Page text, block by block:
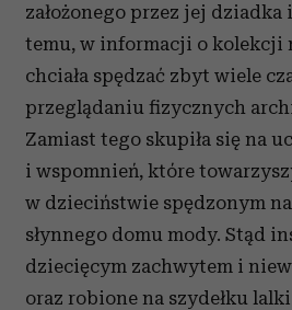
założonego przez jej dziadka
temu, w informacji o kolekcji
chciała spędzać zbyt wiele
przeglądaniu fizycznych
Zamiast tego skupiła się na
i wspomnień, które
w dzieciństwie spędzonym
słynnego domu mody. Stąd
dziecięcym zachwytem i
oraz robione na szydełku